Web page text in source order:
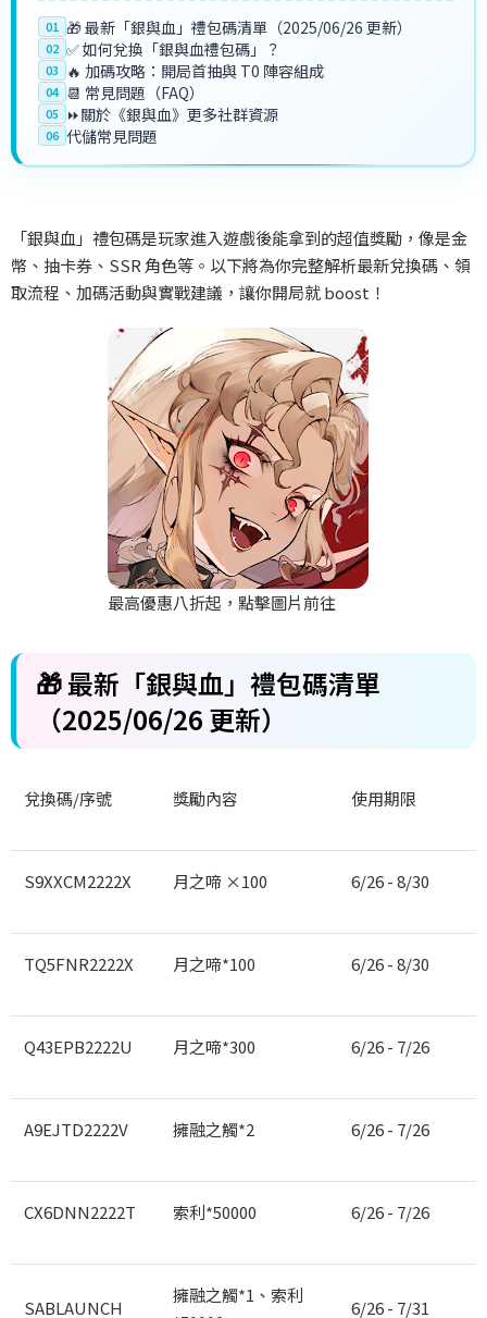
01 🎁 最新「銀與血」禮包碼清單（2025/06/26 更新）
02 ✅ 如何兌換「銀與血禮包碼」？
03 🔥 加碼攻略：開局首抽與 T0 陣容組成
04 📆 常見問題（FAQ）
05 ⏩關於《銀與血》更多社群資源
06 代儲常見問題
「銀與血」禮包碼是玩家進入遊戲後能拿到的超值獎勵，像是金
幣、抽卡券、SSR 角色等。以下將為你完整解析最新兌換碼、領
取流程、加碼活動與實戰建議，讓你開局就 boost！
最高優惠八折起，點擊圖片前往
🎁 最新「銀與血」禮包碼清單
（2025/06/26 更新）
兌換碼/序號 獎勵內容 使用期限
S9XXCM2222X 月之啼 ×100 6/26 - 8/30
TQ5FNR2222X 月之啼*100 6/26 - 8/30
Q43EPB2222U 月之啼*300 6/26 - 7/26
A9EJTD2222V 擁融之觸*2 6/26 - 7/26
CX6DNN2222T 索利*50000 6/26 - 7/26
SABLAUNCH
擁融之觸*1、索利
6/26 - 7/31